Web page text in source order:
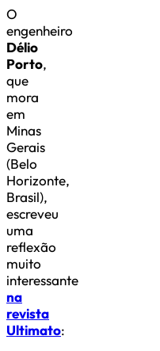
O
engenheiro
Délio
Porto,
que
mora
em
Minas
Gerais
(Belo
Horizonte,
Brasil),
escreveu
uma
reflexão
muito
interessante
na
revista
Ultimato: